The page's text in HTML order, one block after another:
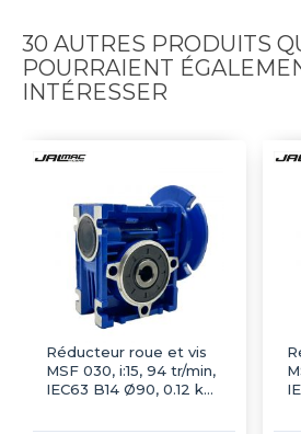
30 AUTRES PRODUITS
POURRAIENT
INTÉRESSER
Réducteur roue et vis
MSF 030, i:15, 94 tr/min,
IEC63 B14 Ø90, 0.12 kW